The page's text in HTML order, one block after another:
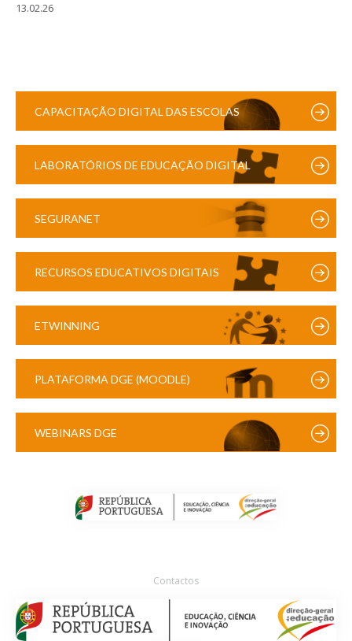
13.02.26
CAPACITAÇÃO DIGITAL DAS ESCOLAS
LABORATÓRIOS DE EDUCAÇÃO DIGITAL
SEGURANET
RECURSOS EDUCATIVOS DIGITAIS
ETWINNING
PLATAFORMA DGE (MOODLE)
WEBINARS DGE
Contactos